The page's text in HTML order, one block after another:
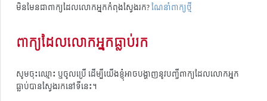
មិនមែនជាពាក្យដែលលោកអ្នកកំពុងស្វែងរក?ណែនាំពាក្យថ្មី
ពាក្យដែលលោកអ្នកធ្លាប់រក
សូមចុះឈ្មោះ ឬចូលប្រើ ដើម្បីយើងខ្ញុំអាចបង្ហាញនូវបញ្ជីពាក្យដែលលោកអ្នក
ធ្លាប់បានស្វែងរកនៅទីនេះ។